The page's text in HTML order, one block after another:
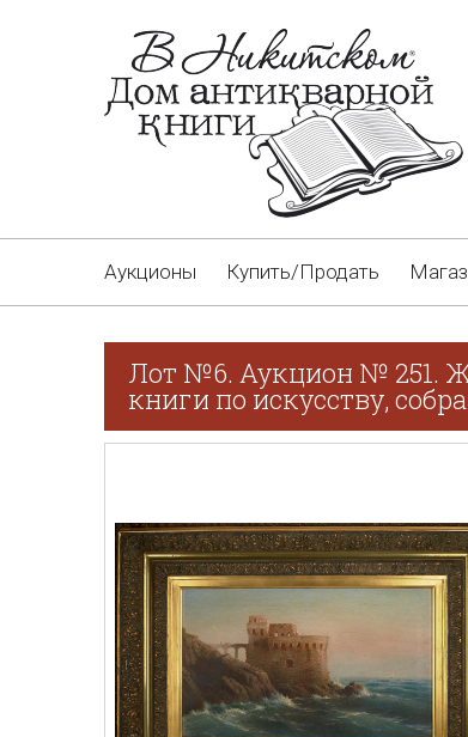
Аукционы Купить/Продать
Лот №6. Аукцион № 251.
книги по искусству,